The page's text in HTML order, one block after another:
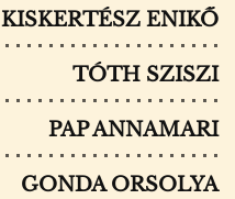
KISKERTÉSZ ENIKŐ
TÓTH SZISZI
PAP ANNAMARI
GONDA ORSOLYA